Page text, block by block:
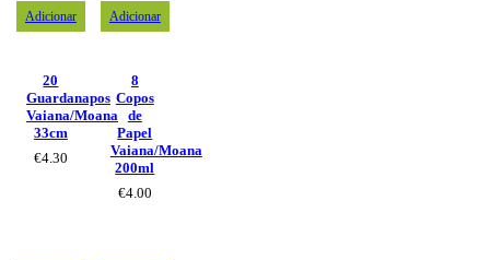
Adicionar
20
Guardanapos
Vaiana/Moana
33cm
€4.30
Adicionar
8
Copos
de
Papel
Vaiana/Moana
200ml
€4.00